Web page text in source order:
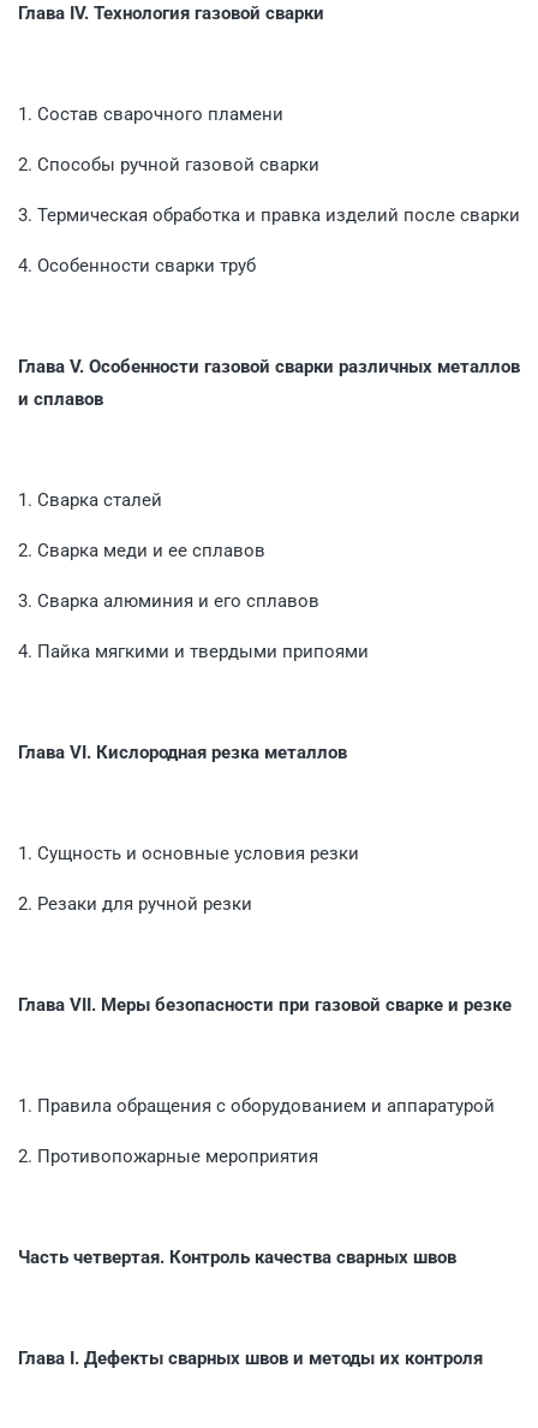
Глава IV. Технология газовой сварки
1. Состав сварочного пламени
2. Способы ручной газовой сварки
3. Термическая обработка и правка изделий после сварки
4. Особенности сварки труб
Глава V. Особенности газовой сварки различных металлов
и сплавов
1. Сварка сталей
2. Сварка меди и ее сплавов
3. Сварка алюминия и его сплавов
4. Пайка мягкими и твердыми припоями
Глава VI. Кислородная резка металлов
1. Сущность и основные условия резки
2. Резаки для ручной резки
Глава VII. Меры безопасности при газовой сварке и резке
1. Правила обращения с оборудованием и аппаратурой
2. Противопожарные мероприятия
Часть четвертая. Контроль качества сварных швов
Глава I. Дефекты сварных швов и методы их контроля